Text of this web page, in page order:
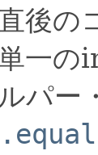
後の
一
パー